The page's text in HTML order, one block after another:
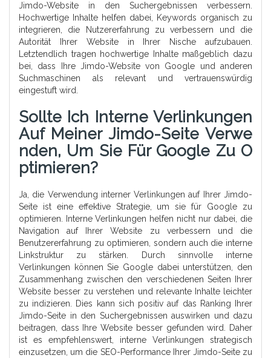
Jimdo-Website in den Suchergebnissen verbessern.
Hochwertige Inhalte helfen dabei, Keywords organisch zu
integrieren, die Nutzererfahrung zu verbessern und die
Autorität Ihrer Website in Ihrer Nische aufzubauen.
Letztendlich tragen hochwertige Inhalte maßgeblich dazu
bei, dass Ihre Jimdo-Website von Google und anderen
Suchmaschinen als relevant und vertrauenswürdig
eingestuft wird.
Sollte Ich Interne Verlinkungen
Auf Meiner Jimdo-Seite Verwe
Nden, Um Sie Für Google Zu O
Ptimieren?
Ja, die Verwendung interner Verlinkungen auf Ihrer Jimdo-
Seite ist eine effektive Strategie, um sie für Google zu
optimieren. Interne Verlinkungen helfen nicht nur dabei, die
Navigation auf Ihrer Website zu verbessern und die
Benutzererfahrung zu optimieren, sondern auch die interne
Linkstruktur zu stärken. Durch sinnvolle interne
Verlinkungen können Sie Google dabei unterstützen, den
Zusammenhang zwischen den verschiedenen Seiten Ihrer
Website besser zu verstehen und relevante Inhalte leichter
zu indizieren. Dies kann sich positiv auf das Ranking Ihrer
Jimdo-Seite in den Suchergebnissen auswirken und dazu
beitragen, dass Ihre Website besser gefunden wird. Daher
ist es empfehlenswert, interne Verlinkungen strategisch
einzusetzen, um die SEO-Performance Ihrer Jimdo-Seite zu